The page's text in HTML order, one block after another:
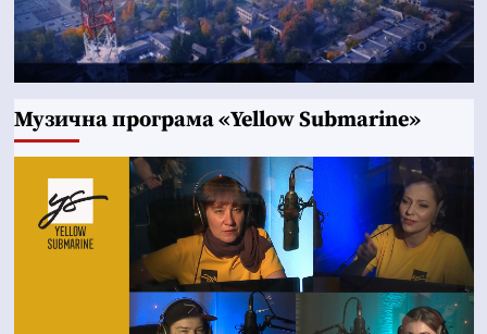
Музична програма «Yellow Submarine»